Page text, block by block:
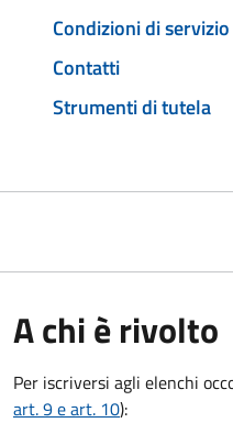
Condizioni di servizio
Contatti
Strumenti di tutela
A chi è rivolto
Per iscriversi agli elenchi
art. 9 e art. 10):